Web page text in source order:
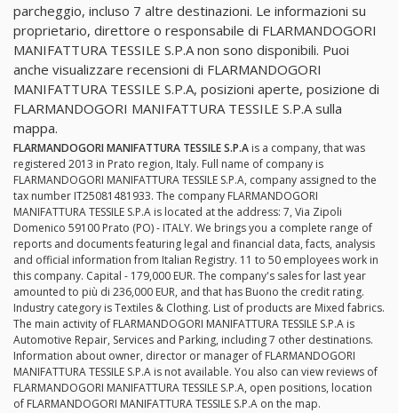
parcheggio, incluso 7 altre destinazioni. Le informazioni su
proprietario, direttore o responsabile di FLARMANDOGORI
MANIFATTURA TESSILE S.P.A non sono disponibili. Puoi
anche visualizzare recensioni di FLARMANDOGORI
MANIFATTURA TESSILE S.P.A, posizioni aperte, posizione di
FLARMANDOGORI MANIFATTURA TESSILE S.P.A sulla
mappa.
FLARMANDOGORI MANIFATTURA TESSILE S.P.A is a company, that was
registered 2013 in Prato region, Italy. Full name of company is
FLARMANDOGORI MANIFATTURA TESSILE S.P.A, company assigned to the
tax number IT25081481933. The company FLARMANDOGORI
MANIFATTURA TESSILE S.P.A is located at the address: 7, Via Zipoli
Domenico 59100 Prato (PO) - ITALY. We brings you a complete range of
reports and documents featuring legal and financial data, facts, analysis
and official information from Italian Registry. 11 to 50 employees work in
this company. Capital - 179,000 EUR. The company's sales for last year
amounted to più di 236,000 EUR, and that has Buono the credit rating.
Industry category is Textiles & Clothing. List of products are Mixed fabrics.
The main activity of FLARMANDOGORI MANIFATTURA TESSILE S.P.A is
Automotive Repair, Services and Parking, including 7 other destinations.
Information about owner, director or manager of FLARMANDOGORI
MANIFATTURA TESSILE S.P.A is not available. You also can view reviews of
FLARMANDOGORI MANIFATTURA TESSILE S.P.A, open positions, location
of FLARMANDOGORI MANIFATTURA TESSILE S.P.A on the map.